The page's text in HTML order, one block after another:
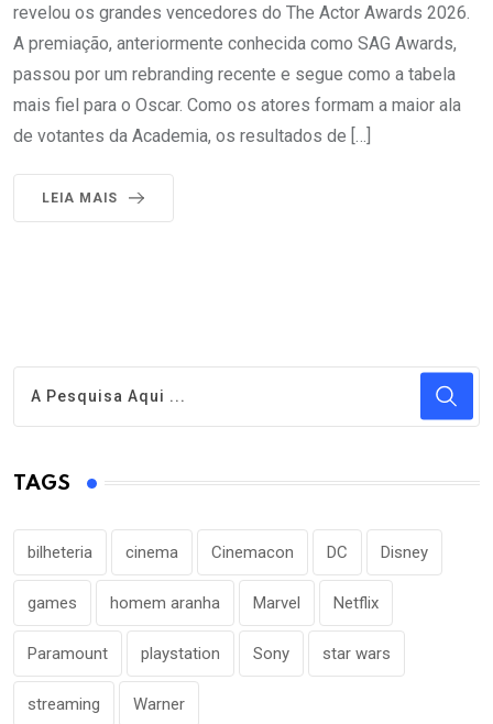
revelou os grandes vencedores do The Actor Awards 2026.
A premiação, anteriormente conhecida como SAG Awards,
passou por um rebranding recente e segue como a tabela
mais fiel para o Oscar. Como os atores formam a maior ala
de votantes da Academia, os resultados de […]
LEIA MAIS
TAGS
bilheteria cinema Cinemacon DC Disney
games homem aranha Marvel Netflix
Paramount playstation Sony star wars
streaming Warner